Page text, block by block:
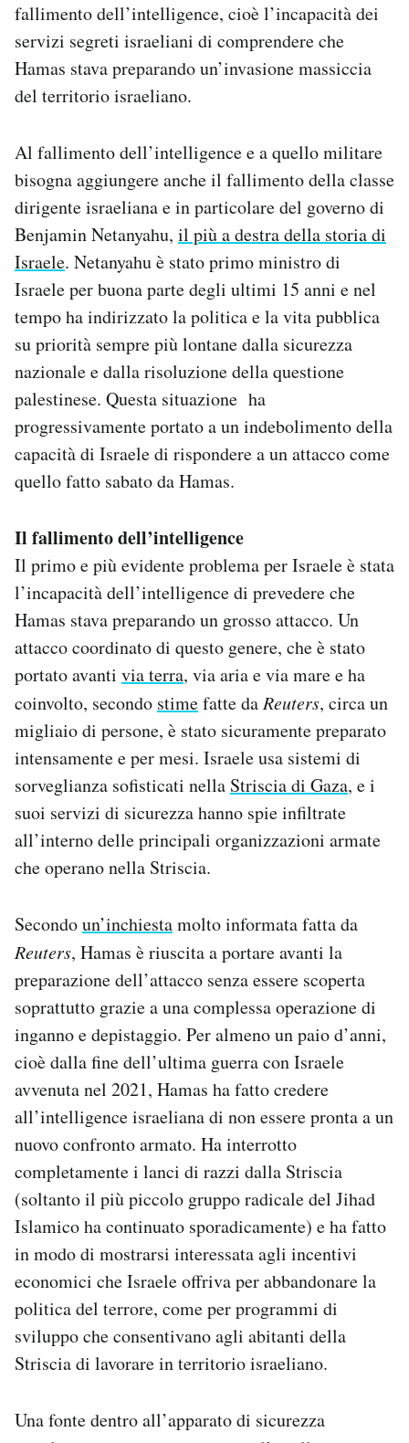
fallimento dell’intelligence, cioè l’incapacità dei
servizi segreti israeliani di comprendere che
Hamas stava preparando un’invasione massiccia
del territorio israeliano.
Al fallimento dell’intelligence e a quello militare
bisogna aggiungere anche il fallimento della classe
dirigente israeliana e in particolare del governo di
Benjamin Netanyahu, il più a destra della storia di
Israele. Netanyahu è stato primo ministro di
Israele per buona parte degli ultimi 15 anni e nel
tempo ha indirizzato la politica e la vita pubblica
su priorità sempre più lontane dalla sicurezza
nazionale e dalla risoluzione della questione
palestinese. Questa situazione ha
progressivamente portato a un indebolimento della
capacità di Israele di rispondere a un attacco come
quello fatto sabato da Hamas.
Il fallimento dell’intelligence
Il primo e più evidente problema per Israele è stata
l’incapacità dell’intelligence di prevedere che
Hamas stava preparando un grosso attacco. Un
attacco coordinato di questo genere, che è stato
portato avanti via terra, via aria e via mare e ha
coinvolto, secondo stimefatte daReuters, circa un
migliaio di persone, è stato sicuramente preparato
intensamente e per mesi. Israele usa sistemi di
sorveglianza sofisticati nella Striscia di Gaza, e i
suoi servizi di sicurezza hanno spie infiltrate
all’interno delle principali organizzazioni armate
che operano nella Striscia.
Secondoun’inchiestamolto informata fatta da
Reuters, Hamas è riuscita a portare avanti la
preparazione dell’attacco senza essere scoperta
soprattutto grazie a una complessa operazione di
inganno e depistaggio. Per almeno un paio d’anni,
cioè dalla fine dell’ultima guerra con Israele
avvenuta nel 2021, Hamas ha fatto credere
all’intelligence israeliana di non essere pronta a un
nuovo confronto armato. Ha interrotto
completamente i lanci di razzi dalla Striscia
(soltanto il più piccolo gruppo radicale del Jihad
Islamico ha continuato sporadicamente) e ha fatto
in modo di mostrarsi interessata agli incentivi
economici che Israele offriva per abbandonare la
politica del terrore, come per programmi di
sviluppo che consentivano agli abitanti della
Striscia di lavorare in territorio israeliano.
Una fonte dentro all’apparato di sicurezza